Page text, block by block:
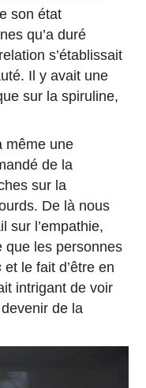
son état
qu’a duré
s’établissait
Il y avait une
sur la spiruline,
même une
de la
sur la
De là nous
sur l’empathie,
que les personnes
et le fait d’être en
intrigant de voir
de la